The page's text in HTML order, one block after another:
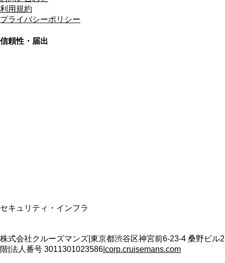
利用規約
プライバシーポリシー
信頼性・届出
セキュリティ・インフラ
株式会社クルーズマンズ 東京都渋谷区神宮前6-23-4 桑野ビル2
階 法人番号 3011301023586 corp.cruisemans.com